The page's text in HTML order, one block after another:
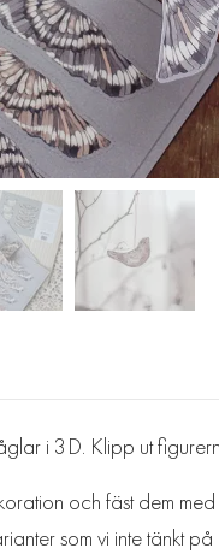
i 3D. Klipp ut
och fäst dem
som vi inte tänkt på